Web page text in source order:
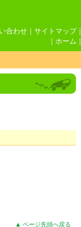
合わせ ｜ サイトマップ｜
｜ ホーム ｜
▲ ページ先頭へ戻る